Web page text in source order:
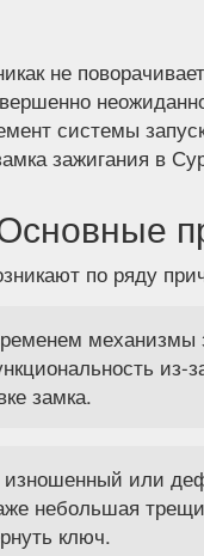
не
системы
зажигания в
по ряду
механизмы
из-
замка.
или
небольшая
ключ.